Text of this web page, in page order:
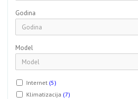
Godina
Model
Internet (5)
Klimatizacija (7)